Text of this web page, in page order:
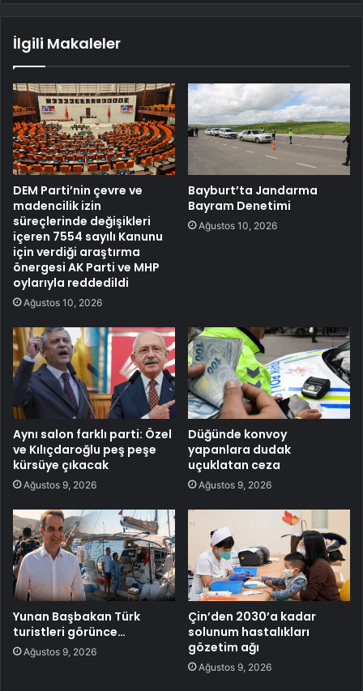
İlgili Makaleler
DEM Parti’nin çevre ve
madencilik izin
süreçlerinde değişikleri
içeren 7554 sayılı Kanunu
için verdiği araştırma
önergesi AK Parti ve MHP
oylarıyla reddedildi
Ağustos 10, 2026
Bayburt’ta Jandarma
Bayram Denetimi
Ağustos 10, 2026
Aynı salon farklı parti: Özel
ve Kılıçdaroğlu peş peşe
kürsüye çıkacak
Ağustos 9, 2026
Düğünde konvoy
yapanlara dudak
uçuklatan ceza
Ağustos 9, 2026
Yunan Başbakan Türk
turistleri görünce…
Ağustos 9, 2026
Çin’den 2030’a kadar
solunum hastalıkları
gözetim ağı
Ağustos 9, 2026